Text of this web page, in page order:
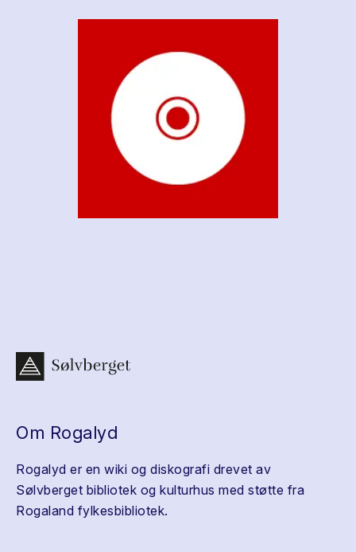
Om Rogalyd
Rogalyd er en wiki og diskografi drevet av
Sølvberget bibliotek og kulturhus med støtte fra
Rogaland fylkesbibliotek.